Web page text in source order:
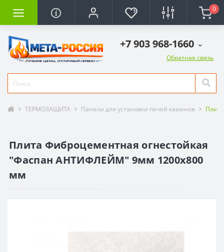
0
+7 903 968-1660
Обратная связь
ТЕРМОЗАЩИТА Панели для установки печей каминов
Плита Фиброцементная огнестойкая
"Фаспан АНТИФЛЕЙМ" 9мм 1200х800
мм